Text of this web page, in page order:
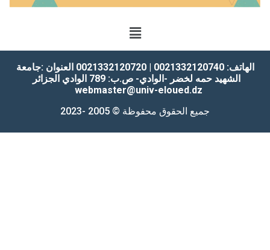
الهاتف: 0021332120740 | 0021332120720
العنوان :جامعة
الشهيد حمه لخضر -الوادي-ص.ب: 789 الوادي
الجزائر
webmaster@univ-eloued.dz
جميع الحقوق محفوظة © 2005 -2023